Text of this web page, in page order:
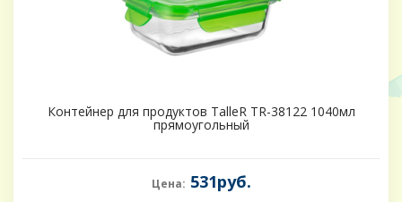
Контейнер для продуктов TalleR TR-38122 1040мл
прямоугольный
Цена: 531руб.